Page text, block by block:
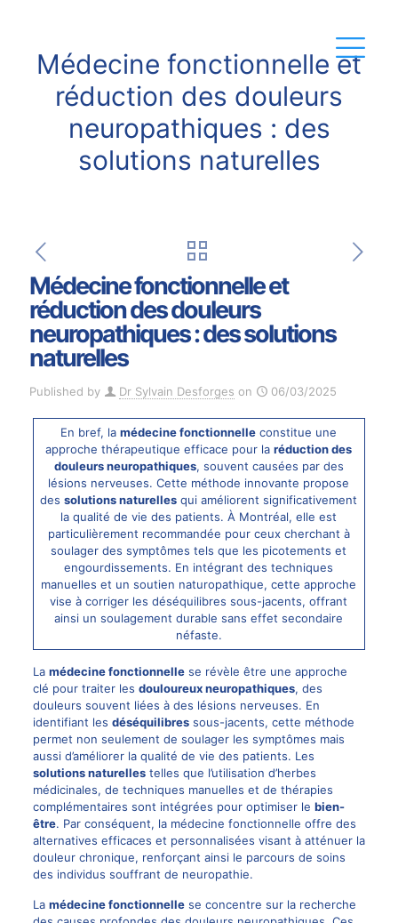
Médecine fonctionnelle et
réduction des douleurs
neuropathiques : des
solutions naturelles
Médecine fonctionnelle et
réduction des douleurs
neuropathiques : des solutions
naturelles
Published by Dr Sylvain Desforges on 06/03/2025
En bref, lamédecine fonctionnelle constitue une
approche thérapeutique efficace pour laréduction des
douleurs neuropathiques, souvent causées par des
lésions nerveuses. Cette méthode innovante propose
dessolutions naturelles qui améliorent significativement
la qualité de vie des patients. À Montréal, elle est
particulièrement recommandée pour ceux cherchant à
soulager des symptômes tels que les picotements et
engourdissements. En intégrant des techniques
manuelles et un soutien naturopathique, cette approche
vise à corriger les déséquilibres sous-jacents, offrant
ainsi un soulagement durable sans effet secondaire
néfaste.
La médecine fonctionnellese révèle être une approche
clé pour traiter les douloureux neuropathiques, des
douleurs souvent liées à des lésions nerveuses. En
identifiant les déséquilibressous-jacents, cette méthode
permet non seulement de soulager les symptômes mais
aussi d’améliorer la qualité de vie des patients. Les
solutions naturellestelles que l’utilisation d’herbes
médicinales, de techniques manuelles et de thérapies
complémentaires sont intégrées pour optimiser le bien-
être. Par conséquent, la médecine fonctionnelle offre des
alternatives efficaces et personnalisées visant à atténuer la
douleur chronique, renforçant ainsi le parcours de soins
des individus souffrant de neuropathie.
La médecine fonctionnellese concentre sur la recherche